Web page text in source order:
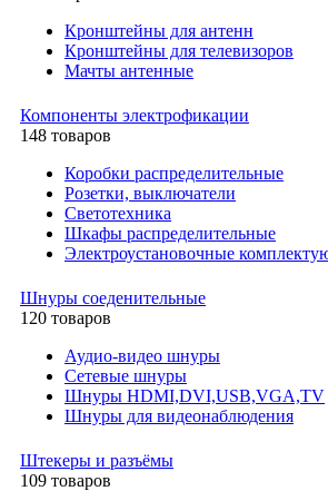
Кронштейны для антенн
Кронштейны для телевизоров
Мачты антенные
Компоненты электрофикации
148 товаров
Коробки распределительные
Розетки, выключатели
Светотехника
Шкафы распределительные
Электроустановочные
Шнуры соеденительные
120 товаров
Аудио-видео шнуры
Сетевые шнуры
Шнуры HDMI,DVI,USB,VGA,TV
Шнуры для видеонаблюдения
Штекеры и разъёмы
109 товаров